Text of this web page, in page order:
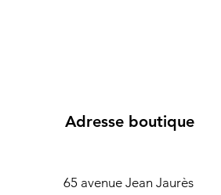
Adresse boutique
65 avenue Jean Jaurès